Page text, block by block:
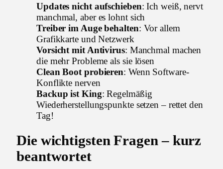
Updates nicht aufschieben: Ich weiß, nervt
manchmal, aber es lohnt sich
Treiber im Auge behalten: Vor allem
Grafikkarte und Netzwerk
Vorsicht mit Antivirus: Manchmal machen
die mehr Probleme als sie lösen
Clean Boot probieren: Wenn Software-
Konflikte nerven
Backup ist King: Regelmäßig
Wiederherstellungspunkte setzen – rettet den
Tag!
Die wichtigsten Fragen – kurz
beantwortet